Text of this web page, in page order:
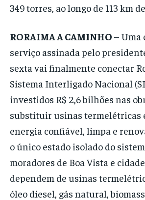
349 torres, ao longo de 113 km
RORAIMA A CAMINHO – Uma
serviço assinada pelo
sexta vai finalmente conectar
Sistema Interligado Nacional
investidos R$ 2,6 bilhões nas
substituir usinas termelétricas
energia confiável, limpa e
o único estado isolado do
moradores de Boa Vista e
dependem de usinas
óleo diesel, gás natural,